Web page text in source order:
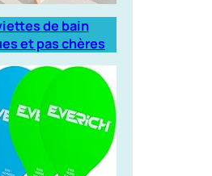
de bain
et pas chères